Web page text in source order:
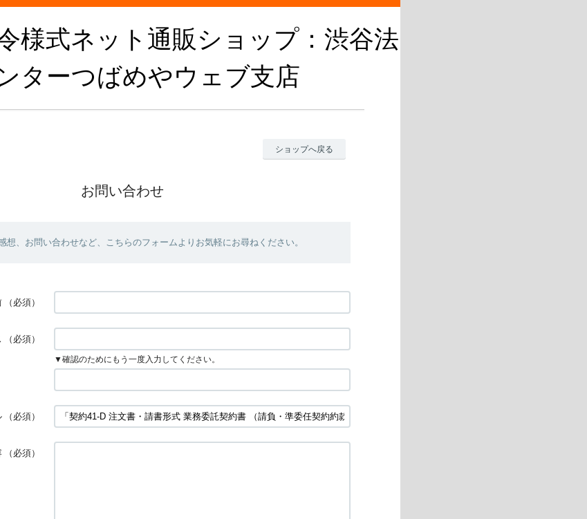
様式ネット通販ショップ：渋谷法
ターつばめやウェブ支店
ショップへ戻る
お問い合わせ
想、お問い合わせなど、こちらのフォームよりお気軽にお尋ねください。
（必須）
（必須）
▼確認のためにもう一度入力してください。
（必須）
（必須）